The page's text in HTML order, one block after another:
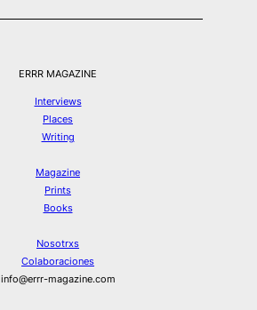
ERRR MAGAZINE
Interviews
Places
Writing
Magazine
Prints
Books
Nosotrxs
Colaboraciones
info@errr-magazine.com